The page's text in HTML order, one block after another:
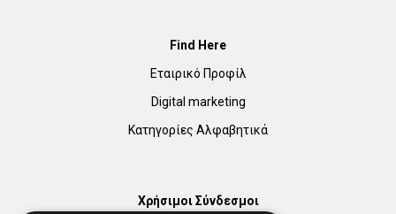
Find Here
Εταιρικό Προφίλ
Digital marketing
Κατηγορίες Αλφαβητικά
Χρήσιμοι Σύνδεσμοι